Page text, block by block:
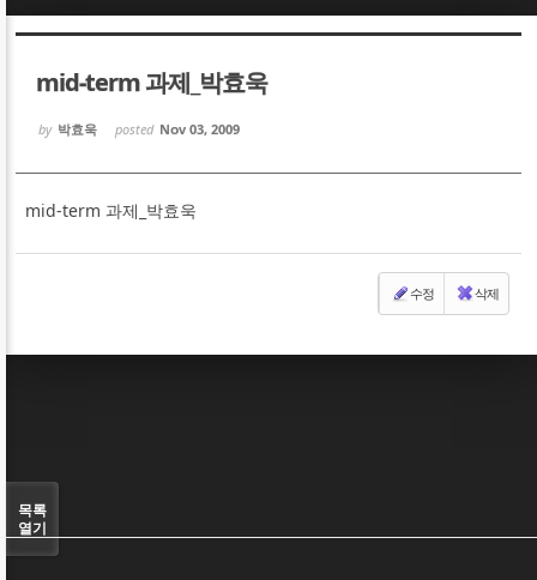
mid-term 과제_박효욱
by 박효욱 posted Nov 03, 2009
mid-term 과제_박효욱
수정 삭제
목록
열기
Sketchbook5, 스케치북5
Sketchbook5, 스케치북5
Sketchbook5, 스케치북5
Sketchbook5, 스케치북5